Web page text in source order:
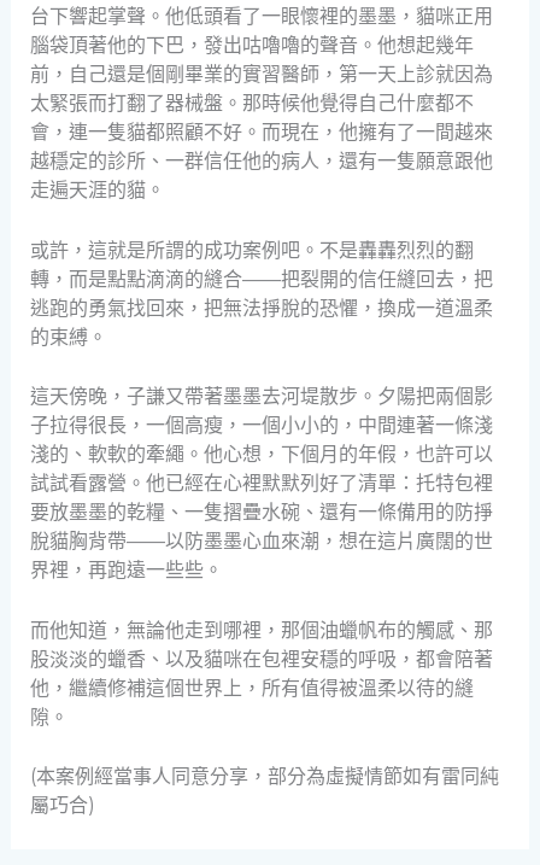
台下響起掌聲。他低頭看了一眼懷裡的墨墨，貓咪正用
腦袋頂著他的下巴，發出咕嚕嚕的聲音。他想起幾年
前，自己還是個剛畢業的實習醫師，第一天上診就因為
太緊張而打翻了器械盤。那時候他覺得自己什麼都不
會，連一隻貓都照顧不好。而現在，他擁有了一間越來
越穩定的診所、一群信任他的病人，還有一隻願意跟他
走遍天涯的貓。
或許，這就是所謂的成功案例吧。不是轟轟烈烈的翻
轉，而是點點滴滴的縫合——把裂開的信任縫回去，把
逃跑的勇氣找回來，把無法掙脫的恐懼，換成一道溫柔
的束縛。
這天傍晚，子謙又帶著墨墨去河堤散步。夕陽把兩個影
子拉得很長，一個高瘦，一個小小的，中間連著一條淺
淺的、軟軟的牽繩。他心想，下個月的年假，也許可以
試試看露營。他已經在心裡默默列好了清單：托特包裡
要放墨墨的乾糧、一隻摺疊水碗、還有一條備用的防掙
脫貓胸背帶——以防墨墨心血來潮，想在這片廣闊的世
界裡，再跑遠一些些。
而他知道，無論他走到哪裡，那個油蠟帆布的觸感、那
股淡淡的蠟香、以及貓咪在包裡安穩的呼吸，都會陪著
他，繼續修補這個世界上，所有值得被溫柔以待的縫
隙。
(本案例經當事人同意分享，部分為虛擬情節如有雷同純
屬巧合)